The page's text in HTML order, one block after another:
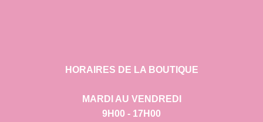
HORAIRES DE LA BOUTIQUE
MARDI AU VENDREDI
9H00 - 17H00